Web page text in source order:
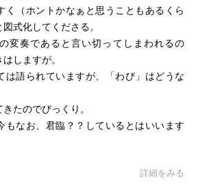
く（ホントかなぁと思うこともあるくら
式化してくださる。
変奏であると言い切ってしまわれるの
しますが。
は語られていますが、「わび」はどうな
たのでびっくり。
もなお、君臨？？しているとはいいます
詳細をみる